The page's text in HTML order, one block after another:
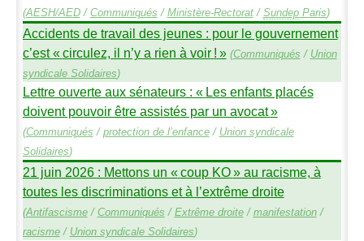
(AESH/AED/ Communiqués / Ministère-Rectorat/ SundepParis)
Accidents de travail des jeunes : pour le gouvernement
c’est « circulez, il n’y a rien à voir ! » (Communiqués / Union
syndicale Solidaires)
Lettre ouverte aux sénateurs : « Les enfants placés
doivent pouvoir être assistés par un avocat»
(Communiqués / protection de l’enfance/ Union syndicale
Solidaires)
21 juin 2026 : Mettons un « coup KO» au racisme, à
toutes les discriminations et à l’extrême droite
(Antifascisme/ Communiqués / Extrême droite/ manifestation/
racisme/ Union syndicale Solidaires)